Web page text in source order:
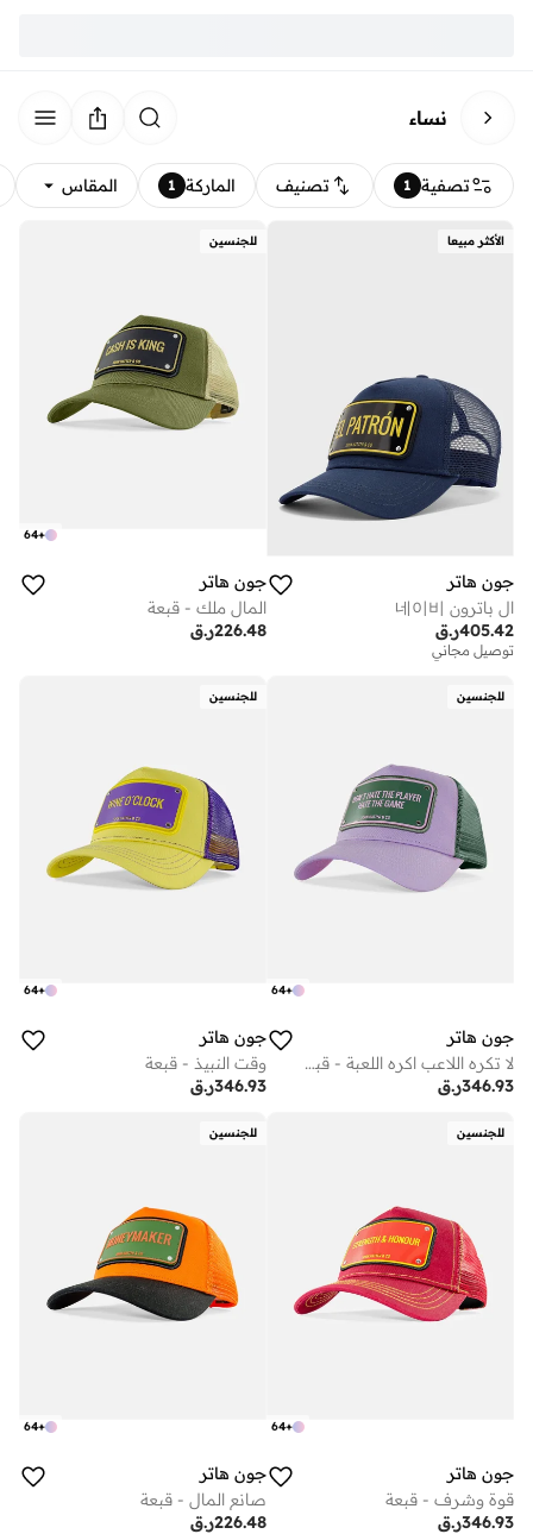
نساء
تصفية 1 تصنيف الماركة 1 المقاس
الأكثر مبيعا
جون هاتر
ال باترون 네이비
ر.ق405.42
توصيل مجاني
للجنسين
+
64
جون هاتر
المال ملك - قبعة
ر.ق226.48
للجنسين
+
64
جون هاتر
لا تكره اللاعب اكره اللعبة - قبعة
ر.ق346.93
للجنسين
+
64
جون هاتر
وقت النبيذ - قبعة
ر.ق346.93
للجنسين
+
64
جون هاتر
قوة وشرف - قبعة
ر.ق346.93
للجنسين
+
64
جون هاتر
صانع المال - قبعة
ر.ق226.48